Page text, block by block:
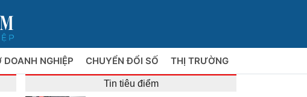
DOANH NGHIỆP CHUYỂN ĐỔI SỐ THỊ TRƯỜNG
Tin tiêu điểm